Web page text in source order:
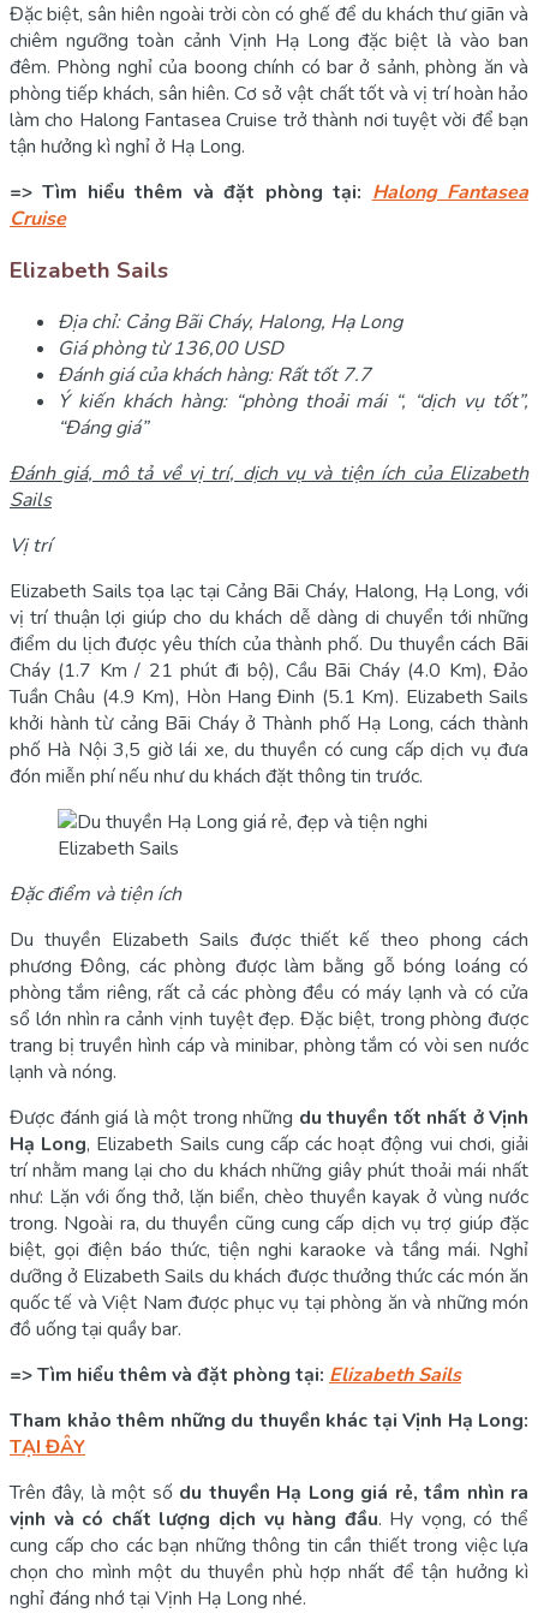
Đặc biệt, sân hiên ngoài trời còn có ghế để du khách thư giãn và
chiêm ngưỡng toàn cảnh Vịnh Hạ Long đặc biệt là vào ban
đêm. Phòng nghỉ của boong chính có bar ở sảnh, phòng ăn và
phòng tiếp khách, sân hiên. Cơ sở vật chất tốt và vị trí hoàn hảo
làm cho Halong Fantasea Cruise trở thành nơi tuyệt vời để bạn
tận hưởng kì nghỉ ở Hạ Long.
=> Tìm hiểu thêm và đặt phòng tại: Halong Fantasea
Cruise
Elizabeth Sails
Địa chỉ: Cảng Bãi Cháy, Halong, Hạ Long
Giá phòng từ 136,00 USD
Đánh giá của khách hàng: Rất tốt 7.7
Ý kiến khách hàng: “phòng thoải mái “, “dịch vụ tốt”,
“Đáng giá”
Đánh giá, mô tả về vị trí, dịch vụ và tiện ích của Elizabeth
Sails
Vị trí
Elizabeth Sails tọa lạc tại Cảng Bãi Cháy, Halong, Hạ Long, với
vị trí thuận lợi giúp cho du khách dễ dàng di chuyển tới những
điểm du lịch được yêu thích của thành phố. Du thuyền cách Bãi
Cháy (1.7 Km / 21 phút đi bộ), Cầu Bãi Cháy (4.0 Km), Đảo
Tuần Châu (4.9 Km), Hòn Hang Đinh (5.1 Km). Elizabeth Sails
khởi hành từ cảng Bãi Cháy ở Thành phố Hạ Long, cách thành
phố Hà Nội 3,5 giờ lái xe, du thuyền có cung cấp dịch vụ đưa
đón miễn phí nếu như du khách đặt thông tin trước.
Elizabeth Sails
Đặc điểm và tiện ích
Du thuyền Elizabeth Sails được thiết kế theo phong cách
phương Đông, các phòng được làm bằng gỗ bóng loáng có
phòng tắm riêng, rất cả các phòng đều có máy lạnh và có cửa
sổ lớn nhìn ra cảnh vịnh tuyệt đẹp. Đặc biệt, trong phòng được
trang bị truyền hình cáp và minibar, phòng tắm có vòi sen nước
lạnh và nóng.
Được đánh giá là một trong những du thuyền tốt nhất ở Vịnh
Hạ Long, Elizabeth Sails cung cấp các hoạt động vui chơi, giải
trí nhằm mang lại cho du khách những giây phút thoải mái nhất
như: Lặn với ống thở, lặn biển, chèo thuyền kayak ở vùng nước
trong. Ngoài ra, du thuyền cũng cung cấp dịch vụ trợ giúp đặc
biệt, gọi điện báo thức, tiện nghi karaoke và tầng mái. Nghỉ
dưỡng ở Elizabeth Sails du khách được thưởng thức các món ăn
quốc tế và Việt Nam được phục vụ tại phòng ăn và những món
đồ uống tại quầy bar.
=> Tìm hiểu thêm và đặt phòng tại: Elizabeth Sails
Tham khảo thêm những du thuyền khác tại Vịnh Hạ Long:
TẠI ĐÂY
Trên đây, là một số du thuyền Hạ Long giá rẻ, tầm nhìn ra
vịnh và có chất lượng dịch vụ hàng đầu. Hy vọng, có thể
cung cấp cho các bạn những thông tin cần thiết trong việc lựa
chọn cho mình một du thuyền phù hợp nhất để tận hưởng kì
nghỉ đáng nhớ tại Vịnh Hạ Long nhé.